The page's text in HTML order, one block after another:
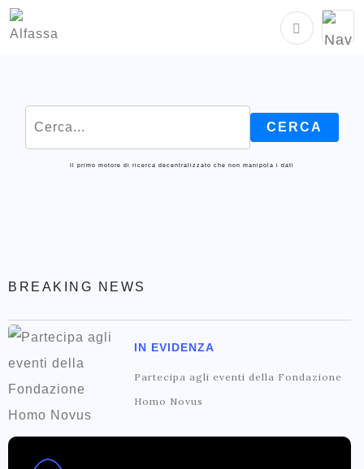
Il primo motore di ricerca decentralizzato che non manipola i dati
BREAKING NEWS
IN EVIDENZA
Partecipa agli eventi della Fondazione
Homo Novus